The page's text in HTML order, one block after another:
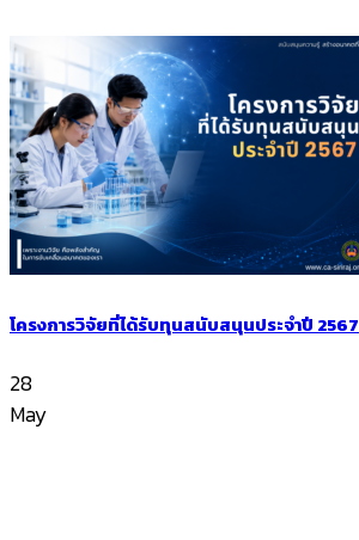
โครงการวิจัยที่ได้รับทุนสนับสนุนประจำปี 2567
28
May